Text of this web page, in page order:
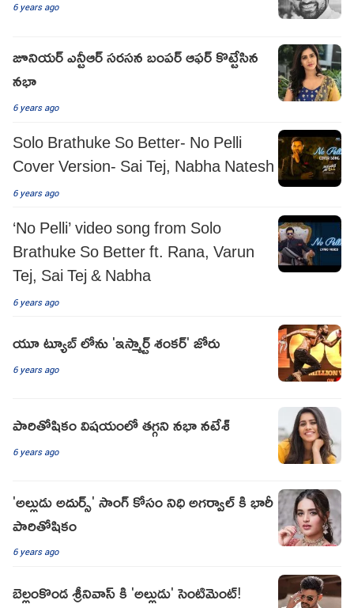
6 years ago
జూనియర్ ఎన్టీఆర్ సరసన బంపర్ ఆఫర్ కొట్టేసిన
నభా
6 years ago
Solo Brathuke So Better- No Pelli
Cover Version- Sai Tej, Nabha Natesh
6 years ago
‘No Pelli’ video song from Solo
Brathuke So Better ft. Rana, Varun
Tej, Sai Tej & Nabha
6 years ago
యూ ట్యూబ్ లోను 'ఇస్మార్ట్ శంకర్' జోరు
6 years ago
పారితోషికం విషయంలో తగ్గని నభా నటేశ్
6 years ago
'అల్లుడు అదుర్స్' సాంగ్ కోసం నిధి అగర్వాల్ కి భారీ
పారితోషికం
6 years ago
బెల్లంకొండ శ్రీనివాస్ కి 'అల్లుడు' సెంటిమెంట్!